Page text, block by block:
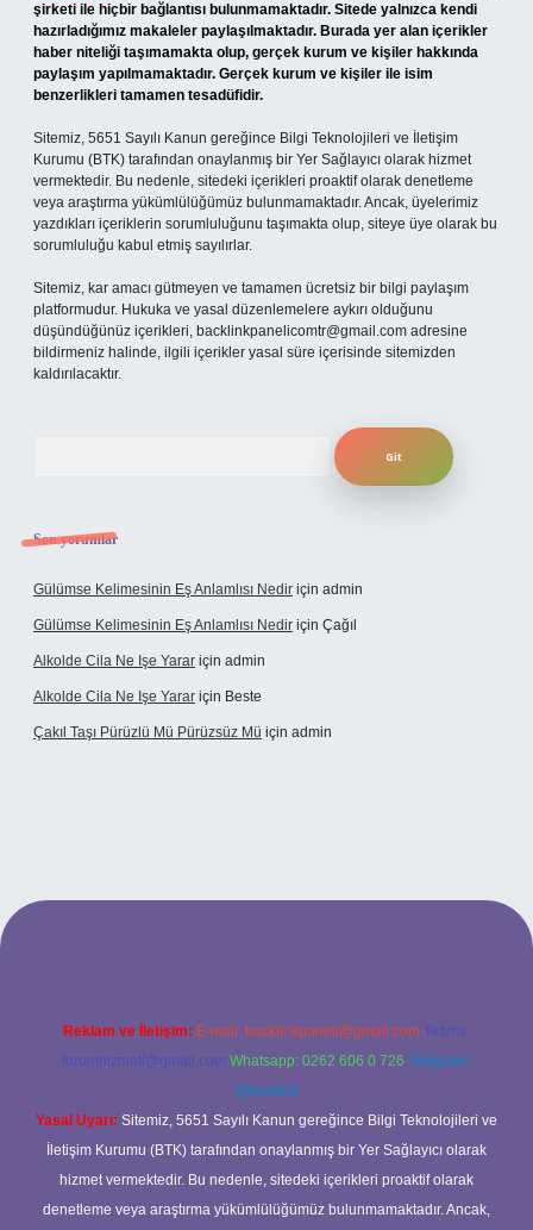
şirketi ile hiçbir bağlantısı bulunmamaktadır. Sitede yalnızca kendi
hazırladığımız makaleler paylaşılmaktadır. Burada yer alan içerikler
haber niteliği taşımamakta olup, gerçek kurum ve kişiler hakkında
paylaşım yapılmamaktadır. Gerçek kurum ve kişiler ile isim
benzerlikleri tamamen tesadüfidir.
Sitemiz, 5651 Sayılı Kanun gereğince Bilgi Teknolojileri ve İletişim
Kurumu (BTK) tarafından onaylanmış bir Yer Sağlayıcı olarak hizmet
vermektedir. Bu nedenle, sitedeki içerikleri proaktif olarak denetleme
veya araştırma yükümlülüğümüz bulunmamaktadır. Ancak, üyelerimiz
yazdıkları içeriklerin sorumluluğunu taşımakta olup, siteye üye olarak bu
sorumluluğu kabul etmiş sayılırlar.
Sitemiz, kar amacı gütmeyen ve tamamen ücretsiz bir bilgi paylaşım
platformudur. Hukuka ve yasal düzenlemelere aykırı olduğunu
düşündüğünüz içerikleri, backlinkpanelicomtr@gmail.com adresine
bildirmeniz halinde, ilgili içerikler yasal süre içerisinde sitemizden
kaldırılacaktır.
Son yorumlar
Gülümse Kelimesinin Eş Anlamlısı Nedir için admin
Gülümse Kelimesinin Eş Anlamlısı Nedir için Çağıl
Alkolde Cila Ne Işe Yarar için admin
Alkolde Cila Ne Işe Yarar için Beste
Çakıl Taşı Pürüzlü Mü Pürüzsüz Mü için admin
Reklam ve İletişim: E-mail: backlinkpaneli@gmail.com Teams:
forumhizmeti@gmail.com Whatsapp: 0262 606 0 726 Telegram:
@karabul
Yasal Uyarı: Sitemiz, 5651 Sayılı Kanun gereğince Bilgi Teknolojileri ve
İletişim Kurumu (BTK) tarafından onaylanmış bir Yer Sağlayıcı olarak
hizmet vermektedir. Bu nedenle, sitedeki içerikleri proaktif olarak
denetleme veya araştırma yükümlülüğümüz bulunmamaktadır. Ancak,